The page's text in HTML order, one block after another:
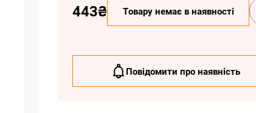
443₴ Товару немає в наявності
Повідомити про наявність